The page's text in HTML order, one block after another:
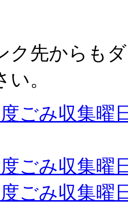
ク先からも
。
ごみ収集
ごみ収集
ごみ収集